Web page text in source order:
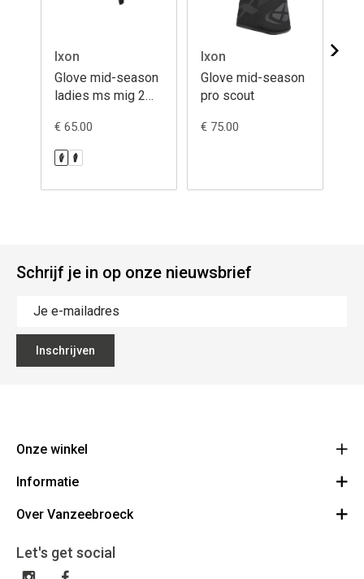
Ixon
Glove mid-season
ladies ms mig 2
€ 65.00
Ixon
Glove mid-season
pro scout
€ 75.00
Schrijf je in op onze nieuwsbrief
Inschrijven
Onze winkel
Vanzeebroeck Motors
1600 Sint-Pieters-Leeuw
023316022
BE0425198510
Informatie
Bestelling annuleren
Algemene voorwaarden
Over Vanzeebroeck
Cadeaubon
Verzenden & Retourneren
Let's get social